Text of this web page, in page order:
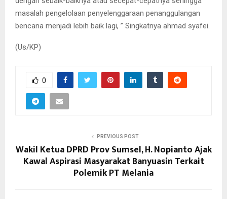
masalah pengelolaan penyelenggaraan penanggulangan
bencana menjadi lebih baik lagi, ” Singkatnya ahmad syafei.
(Us/KP)
0
PREVIOUS POST
Wakil Ketua DPRD Prov Sumsel, H. Nopianto Ajak
Kawal Aspirasi Masyarakat Banyuasin Terkait
Polemik PT Melania